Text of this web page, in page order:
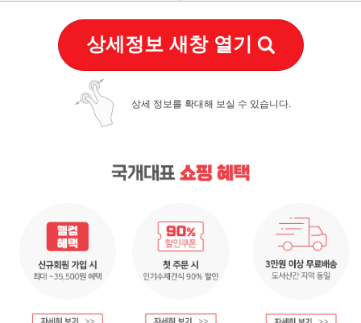
상세정보 새창 열기
상세 정보를 확대해 보실 수 있습니다.